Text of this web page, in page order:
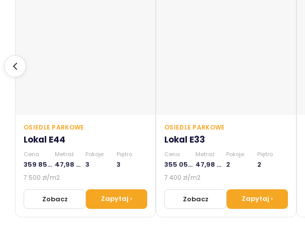
OSIEDLE PARKOWE
Lokal E44
Cena Metraż Pokoje Piętro
359 850 zł 47,98 m2 3 3
7 500 zł/m2
Zobacz Zapytaj ›
OSIEDLE PARKOWE
Lokal E33
Cena Metraż Pokoje Piętro
355 052 zł 47,98 m2 2 2
7 400 zł/m2
Zobacz Zapytaj ›